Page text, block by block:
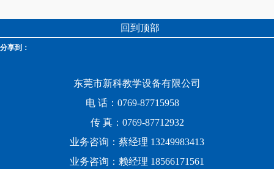
回到顶部
分享到：
东莞市新科教学设备有限公司
电 话：0769-87715958
传 真：0769-87712932
业务咨询：蔡经理 13249983413
业务咨询：赖经理 18566171561